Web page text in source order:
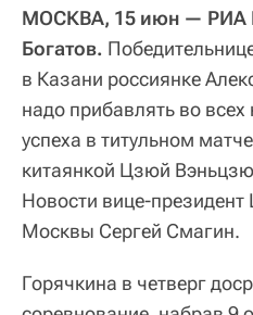
МОСКВА, 15 июн — РИА
Богатов.
в Казани россиянке
надо прибавлять во
успеха в титульном
китаянкой Цзюй
Новости вице-
Москвы Сергей Смагин.
Горячкина в четверг